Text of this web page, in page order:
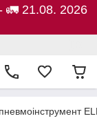
21.08. 2026